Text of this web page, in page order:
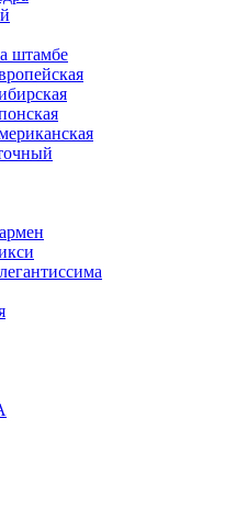
штамбе